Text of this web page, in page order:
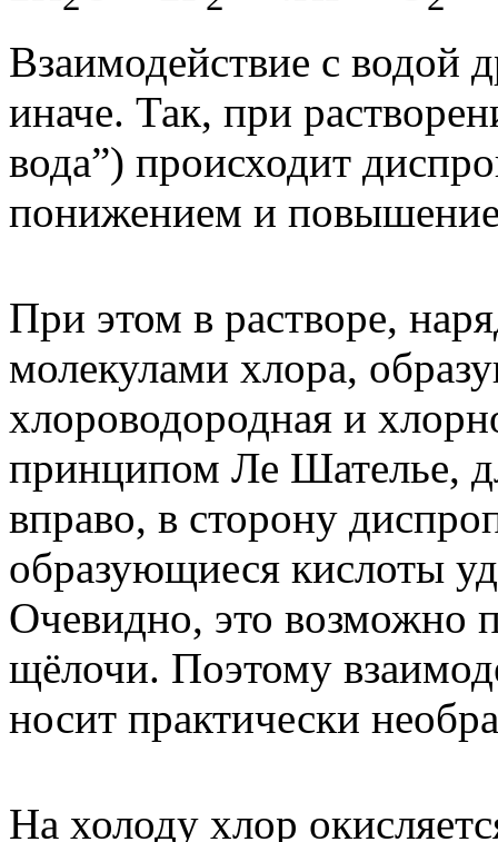
Взаимодействие с водой
иначе. Так, при
вода”) происходит
понижением и
При этом в растворе,
молекулами хлора,
хлороводородная и
принципом Ле Шателье,
вправо, в сторону
образующиеся кислоты
Очевидно, это возможно
щёлочи. Поэтому
носит практически
На холоду хлор